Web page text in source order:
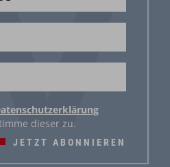
JETZT ABONNIEREN
dieser zu.